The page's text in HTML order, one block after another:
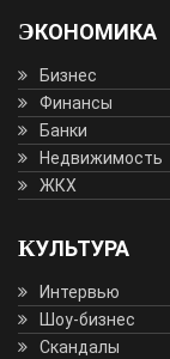
ЭКОНОМИКА
Бизнес
Финансы
Банки
Недвижимость
ЖКХ
КУЛЬТУРА
Интервью
Шоу-бизнес
Скандалы